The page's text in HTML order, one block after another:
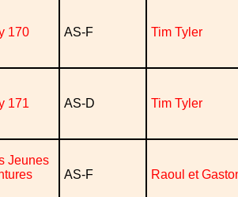
170 AS-F Tim Tyler
171 AS-D Tim Tyler
Jeunes
AS-F Raoul et